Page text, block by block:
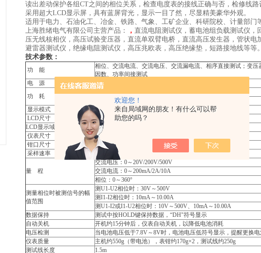
欢迎您！
来自局域网的朋友！有什么可以帮
助您的吗？
读出差动保护各组CT之间的相位关系，检查电度表的接线正确与否，检修线路
采用超大LCD显示屏，具有蓝屏背光，显示一目了然，尽显精美豪华外观。
适用于电力、石油化工、冶金、铁路、气象、工矿企业、科研院校、计量部门
上海胜绪电气有限公司主营产品：
， 直流电阻测试仪，蓄电池组负载测试仪
压无线核相仪，高压试验变压器，直流单双臂电桥，直流高压发生器，管状
避雷器测试仪，绝缘电阻测试仪，高压兆欧表，高压绝缘垫，短路接地线等等
技术参数：
功 能
相位、交流电流、交流电压、交流漏电流、相序直接测试；变
因数、功率间接测试
电 源
DC9V 碱性干电池（1.5V AA×6）
功 耗
关闭背光灯,仪表耗电约5mA,电池连续工作约300小时
显示模式
LCD显示，蓝屏背光功能，适合昏暗场所
LCD尺寸
70mm×62mm
LCD显示域
64mm×54mm
仪表尺寸
长宽厚：196mm×92mm×54mm
钳口尺寸
Φ40mm
采样速率
约3次/秒
量 程
交流电压：0～20V/200V/500V
交流电流：0～200mA/2A/10A
相位：0～360°
测量相位时被测信号的幅
值范围
测U1-U2相位时：30V～500V
测I1-I2相位时：10mA～10.00A
测U1-I2或I1-U2相位时：10V～500V、10mA～10.00A
数据保持
测试中按HOLD键保持数据，“DH"符号显示
自动关机
开机约15分钟后，仪表自动关机，以降低电池消耗
电压检测
当电池电压低于7.8V～8V时，电池电压低符号显示，提醒更换
仪表质量
主机约550g（带电池），表钳约170g×2，测试线约250g
测试线长度
1.5m